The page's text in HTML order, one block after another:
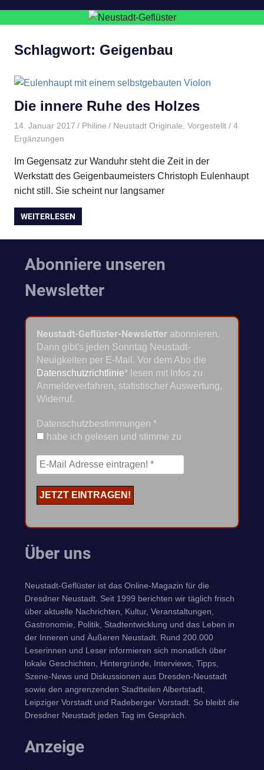
Schlagwort: Geigenbau
Die innere Ruhe des Holzes
14. Januar 2017 Philine Neustadt Originale Vorgestellt/ 4
Ergänzungen
Im Gegensatz zur Wanduhr steht die Zeit in der
Werkstatt des Geigen­baumeisters Christoph Eulenhaupt
nicht still. Sie scheint nur langsamer
WEITERLESEN
Abonniere unseren
Newsletter
Neustadt-Geflüster-Newsletter abonnieren.
Dann gibt's jeden Sonntag Neustadt-
Neuigkeiten per E-Mail. Vor dem Abo die
Datenschutzrichtlinie* lesen mit Infos zu
Anmeldeverfahren, statistischer Auswertung,
Widerruf.
Datenschutzbestimmungen *
habe ich gelesen und stimme zu
Über uns
Neustadt-Geflüster ist das Online-Magazin für die
Dresdner Neustadt. Seit 1999 berichten wir täglich frisch
über aktuelle Nachrichten, Kultur, Veranstaltungen,
Gastronomie, Politik, Stadtentwicklung und das Leben in
der Inneren und Äußeren Neustadt. Rund 200.000
Leserinnen und Leser informieren sich monatlich über
lokale Geschichten, Hintergründe, Interviews, Tipps,
Szene-News und Diskussionen aus Dresden-Neustadt
sowie den angrenzenden Stadtteilen Albertstadt,
Leipziger Vorstadt und Radeberger Vorstadt. So bleibt die
Dresdner Neustadt jeden Tag im Gespräch.
Anzeige